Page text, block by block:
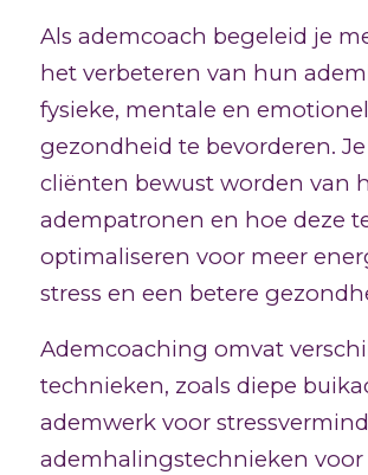
Als ademcoach begeleid je
het verbeteren van hun
fysieke, mentale en
gezondheid te bevorderen.
cliënten bewust worden van
adempatronen en hoe deze
optimaliseren voor meer
stress en een betere
Ademcoaching omvat
technieken, zoals diepe
ademwerk voor
ademhalingstechnieken voor